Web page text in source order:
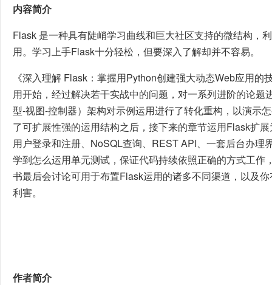
内容简介
Flask 是一种具有陡峭学习曲线和巨大社区支持的微结构，
用。学习上手Flask十分轻松，但要深入了解却并不容易。
《深入理解 Flask：掌握用Python创建强大动态Web应用的
用开始，经过解决若干实战中的问题，对一系列进阶的论题
型-视图-控制器）架构对示例运用进行了转化重构，以演示
了可扩展性强的运用结构之后，接下来的章节运用Flask扩
用户登录和注册、NoSQL查询、REST API、一套后台办理
学到怎么运用单元测试，保证代码持续依照正确的方式工作
书最后会讨论可用于布置Flask运用的诸多不同渠道，以及
利害。
作者简介